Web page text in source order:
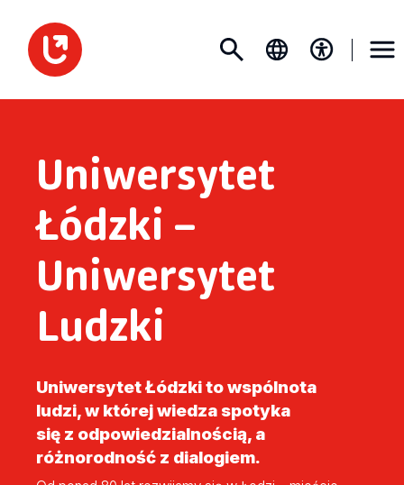
Uniwersytet
Łódzki –
Uniwersytet
Ludzki
Uniwersytet Łódzki to wspólnota
ludzi, w której wiedza spotyka
się z odpowiedzialnością, a
różnorodność z dialogiem.